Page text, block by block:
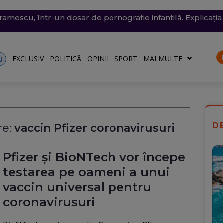
de energie, fără efect: Miercuri, la momentul
exploziv a perturbat traficul pe aeroportul Leipzig, un
către Ucraina. Rusia, principalul suspect
într-un dosar de pornografie infantilă.
în dreptul unei plaje din Mamaia (Video). Aparatul
lui Nicușor Dan, și-a publicat declarațiile de avere
EXCLUSIV POLITICĂ OPINII SPORT MAI MULTE
vaccin Pfizer coronavirusuri
Pfizer şi BioNTech vor începe
testarea pe oameni a unui
vaccin universal pentru
coronavirusuri